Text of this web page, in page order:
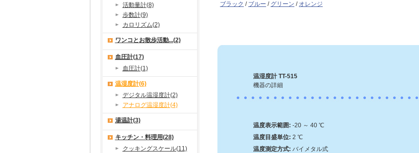
活動量計(8)
歩数計(9)
カロリズム(2)
ワンコとお散歩活動...(2)
血圧計(17)
血圧計(1)
温湿度計(6)
デジタル温湿度計(2)
アナログ温湿度計(4)
湯温計(3)
キッチン・料理用(28)
クッキングスケール(11)
ブラック / ブルー / グリーン / オレンジ
温湿度計 TT-515
機器の詳細
温度表示範囲: -20 ～ 40 ℃
温度目盛単位: 2 ℃
温度測定方式: バイメタル式